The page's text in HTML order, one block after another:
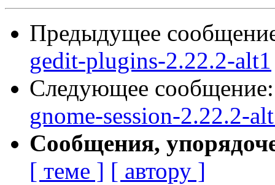
Предыдущее
gedit-plugins-2.22.2-alt1
Следующее
gnome-session-2.22.2-
Сообщения,
[ теме ] [ автору ]